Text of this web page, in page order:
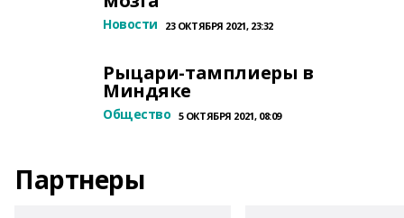
Новости 23 ОКТЯБРЯ 2021, 23:32
Рыцари-тамплиеры в
Миндяке
Общество 5 ОКТЯБРЯ 2021, 08:09
Партнеры